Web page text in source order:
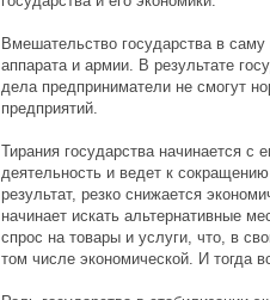
Вмешательство государства в
аппарата и армии. В результате
дела предприниматели не смогут
предприятий.
Тирания государства начинается с
деятельность и ведет к
результат, резко снижается
начинает искать альтернативные
спрос на товары и услуги, что, в
том числе экономической. И тогда